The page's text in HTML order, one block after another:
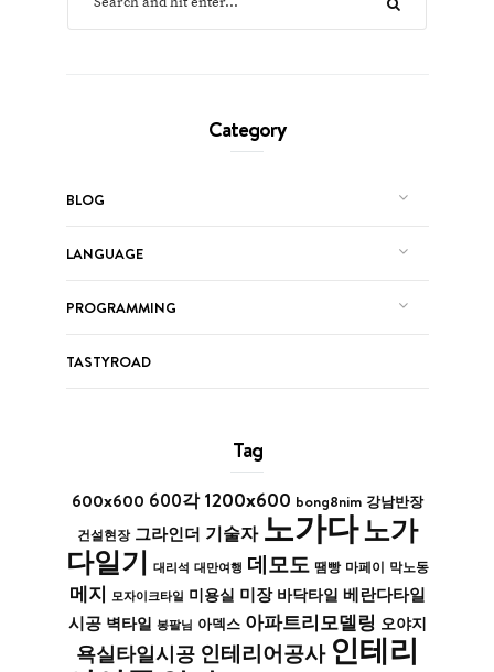
Category
BLOG
LANGUAGE
PROGRAMMING
TASTYROAD
Tag
600x600 600각 1200x600 bong8nim 강남반장
건설현장 그라인더 기술자 노가다노가
다일기 대리석 대만여행 데모도 땜빵 마페이 막노동
메지 모자이크타일 미용실 미장 바닥타일 베란다타일
시공 벽타일 봉팔님 아덱스 아파트리모델링 오야지
욕실타일시공 인테리어공사 인테리